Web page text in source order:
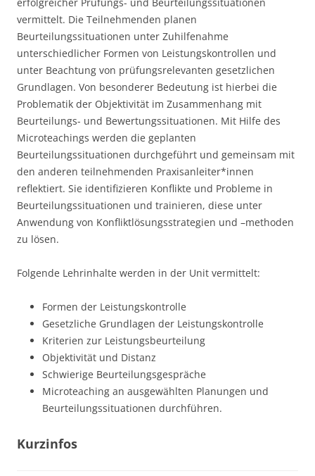
vermittelt. Die Teilnehmenden planen
Beurteilungssituationen unter Zuhilfenahme
unterschiedlicher Formen von Leistungskontrollen und
unter Beachtung von prüfungsrelevanten gesetzlichen
Grundlagen. Von besonderer Bedeutung ist hierbei die
Problematik der Objektivität im Zusammenhang mit
Beurteilungs- und Bewertungssituationen. Mit Hilfe des
Microteachings werden die geplanten
Beurteilungssituationen durchgeführt und gemeinsam mit
den anderen teilnehmenden Praxisanleiter*innen
reflektiert. Sie identifizieren Konflikte und Probleme in
Beurteilungssituationen und trainieren, diese unter
Anwendung von Konfliktlösungsstrategien und –methoden
zu lösen.
Folgende Lehrinhalte werden in der Unit vermittelt:
Formen der Leistungskontrolle
Gesetzliche Grundlagen der Leistungskontrolle
Kriterien zur Leistungsbeurteilung
Objektivität und Distanz
Schwierige Beurteilungsgespräche
Microteaching an ausgewählten Planungen und
Beurteilungssituationen durchführen.
Kurzinfos